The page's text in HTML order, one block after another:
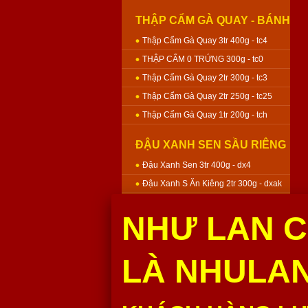
THẬP CẨM GÀ QUAY - BÁNH
NƯỚNG
Thập Cẩm Gà Quay 3tr 400g - tc4
THẬP CẨM 0 TRỨNG 300g - tc0
Thập Cẩm Gà Quay 2tr 300g - tc3
Thập Cẩm Gà Quay 2tr 250g - tc25
Thập Cẩm Gà Quay 1tr 200g - tch
ĐẬU XANH SEN SẦU RIÊNG
- BÁNH NƯỚNG
Đậu Xanh Sen 3tr 400g - dx4
Đậu Xanh S Ăn Kiêng 2tr 300g - dxak
Đậu Xanh Sen 2tr 250g - dx25
Đậu Xanh Sen 1tr 200g - dxh
MÔN SEN - BÁNH NƯỚNG
NHƯ LAN
LÀ